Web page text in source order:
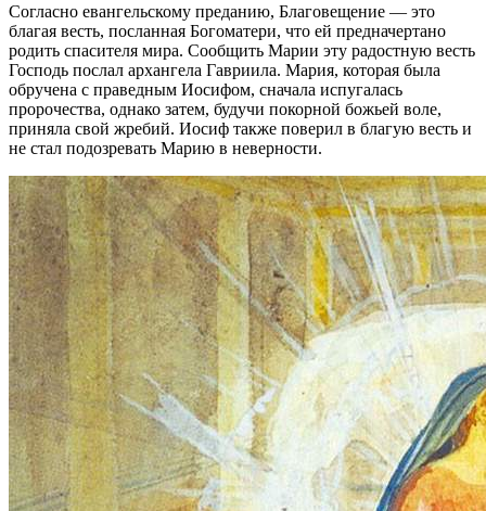
Согласно евангельскому преданию, Благовещение — это
благая весть, посланная Богоматери, что ей предначертано
родить спасителя мира. Сообщить Марии эту радостную весть
Господь послал архангела Гавриила. Мария, которая была
обручена с праведным Иосифом, сначала испугалась
пророчества, однако затем, будучи покорной божьей воле,
приняла свой жребий. Иосиф также поверил в благую весть и
не стал подозревать Марию в неверности.